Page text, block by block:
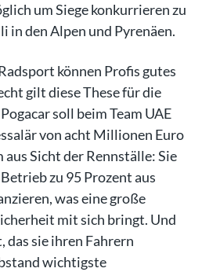
um Siege konkurrieren zu
in den Alpen und Pyrenäen.
können Profis gutes
gilt diese These für die
soll beim Team UAE
von acht Millionen Euro
aus Sicht der Rennställe: Sie
zu 95 Prozent aus
was eine große
mit sich bringt. Und
das sie ihren Fahrern
wichtigste